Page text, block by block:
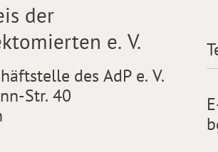
der
e. V.
des AdP e. V.
Str. 40